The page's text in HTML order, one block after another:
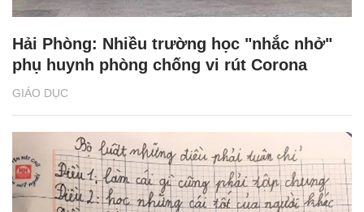
GIÁO DỤC
Hải Phòng: Nhiều trường học "nhắc nhở"
phụ huynh phòng chống vi rút Corona